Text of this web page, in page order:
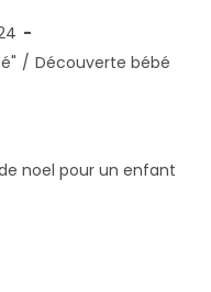
/ Découverte bébé
noel pour un enfant